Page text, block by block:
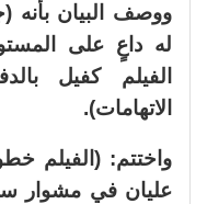
ووصف البيان بأنه
له داعٍ على
الفيلم كفيل
الاتهامات).
واختتم: (الفيلم
عليان في مشوار